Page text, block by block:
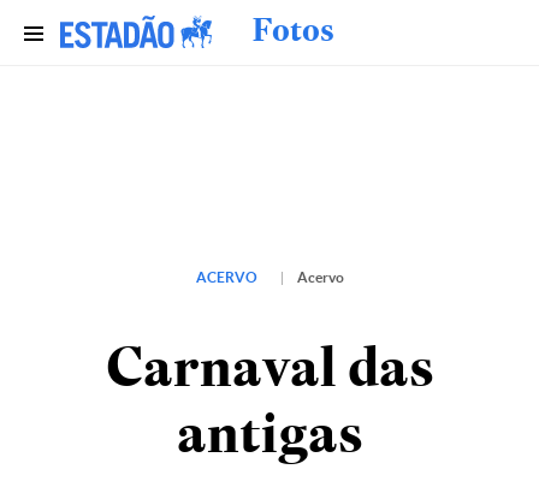
Fotos
ACERVO Acervo
Carnaval das
antigas